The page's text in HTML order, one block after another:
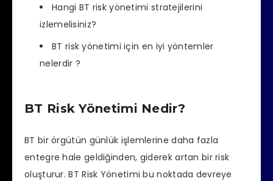
Hangi BT risk yönetimi stratejilerini
izlemelisiniz?
BT risk yönetimi için en iyi yöntemler
nelerdir ?
BT Risk Yönetimi Nedir?
BT bir örgütün günlük işlemlerine daha fazla
entegre hale geldiğinden, giderek artan bir risk
oluşturur. BT Risk Yönetimi bu noktada devreye